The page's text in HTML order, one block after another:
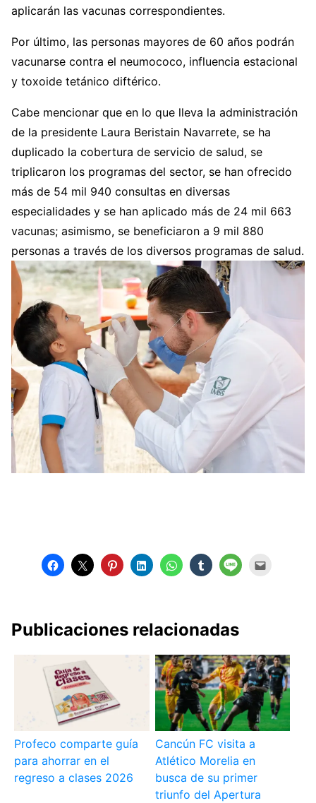
aplicarán las vacunas correspondientes.
Por último, las personas mayores de 60 años podrán
vacunarse contra el neumococo, influencia estacional
y toxoide tetánico diftérico.
Cabe mencionar que en lo que lleva la administración
de la presidente Laura Beristain Navarrete, se ha
duplicado la cobertura de servicio de salud, se
triplicaron los programas del sector, se han ofrecido
más de 54 mil 940 consultas en diversas
especialidades y se han aplicado más de 24 mil 663
vacunas; asimismo, se beneficiaron a 9 mil 880
personas a través de los diversos programas de salud.
Publicaciones relacionadas
Profeco comparte guía
para ahorrar en el
regreso a clases 2026
Cancún FC visita a
Atlético Morelia en
busca de su primer
triunfo del Apertura